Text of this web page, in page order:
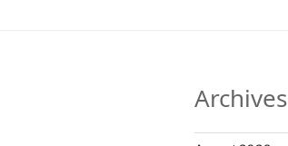
Archives